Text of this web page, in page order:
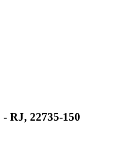
RJ, 22735-150